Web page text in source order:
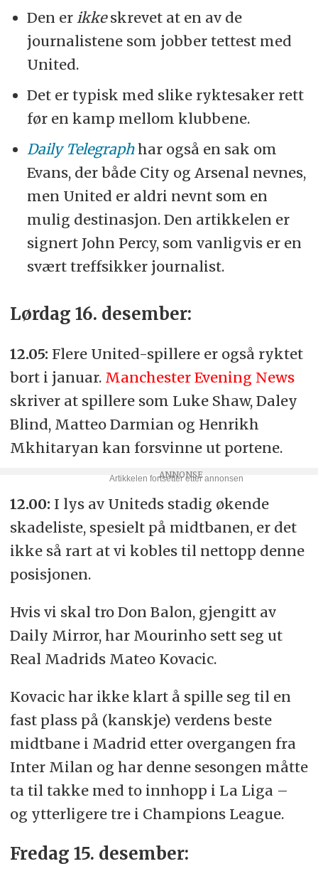
Den er ikkeskrevet at en av de
journalistene som jobber tettest med
United.
Det er typisk med slike ryktesaker rett
før en kamp mellom klubbene.
Daily Telegraphhar også en sak om
Evans, der både City og Arsenal nevnes,
men United er aldri nevnt som en
mulig destinasjon. Den artikkelen er
signert John Percy, som vanligvis er en
svært treffsikker journalist.
Lørdag 16. desember:
12.05: Flere United-spillere er også ryktet
bort i januar. Manchester Evening News
skriver at spillere som Luke Shaw, Daley
Blind, Matteo Darmian og Henrikh
Mkhitaryan kan forsvinne ut portene.
12.00: I lys av Uniteds stadig økende
skadeliste, spesielt på midtbanen, er det
ikke så rart at vi kobles til nettopp denne
posisjonen.
Hvis vi skal tro Don Balon, gjengitt av
Daily Mirror, har Mourinho sett seg ut
Real Madrids Mateo Kovacic.
Kovacic har ikke klart å spille seg til en
fast plass på (kanskje) verdens beste
midtbane i Madrid etter overgangen fra
Inter Milan og har denne sesongen måtte
ta til takke med to innhopp i La Liga –
og ytterligere tre i Champions League.
Fredag 15. desember: